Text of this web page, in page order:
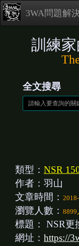
3WA問題解
訓練家
全文搜尋
類型： NSR
作者：羽山
文章時間：
瀏覽人數： 8899
標題： NSR更
網址： https://